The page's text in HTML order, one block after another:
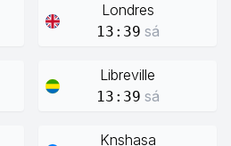
Londres
13:39 sá
Libreville
13:39 sá
Knshasa